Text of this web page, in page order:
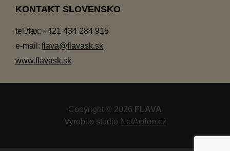
KONTAKT SLOVENSKO
tel./fax: +421 434 284 915
e-mail: flava@flavask.sk
www.flavask.sk
Copyright © 2026 FLAVA
Vyrobilo studio NetAction.cz